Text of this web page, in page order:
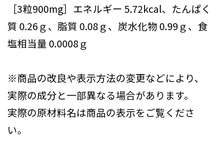
［3粒900mg］エネルギー 5.72kcal、たんぱく
質 0.26ｇ、脂質 0.08ｇ、炭水化物 0.99ｇ、食
塩相当量 0.0008ｇ
※商品の改良や表示方法の変更などにより、
実際の成分と一部異なる場合があります。
実際の原材料名は商品の表示をご覧くださ
い。